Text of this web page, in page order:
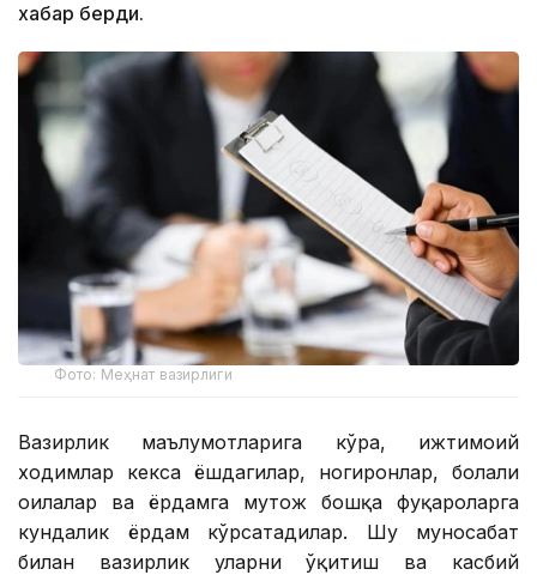
хабар берди.
Фото: Меҳнат вазирлиги
Вазирлик маълумотларига кўра, ижтимоий
ходимлар кекса ёшдагилар, ногиронлар, болали
оилалар ва ёрдамга муҳтож бошқа фуқароларга
кундалик ёрдам кўрсатадилар. Шу муносабат
билан вазирлик уларни ўқитиш ва касбий